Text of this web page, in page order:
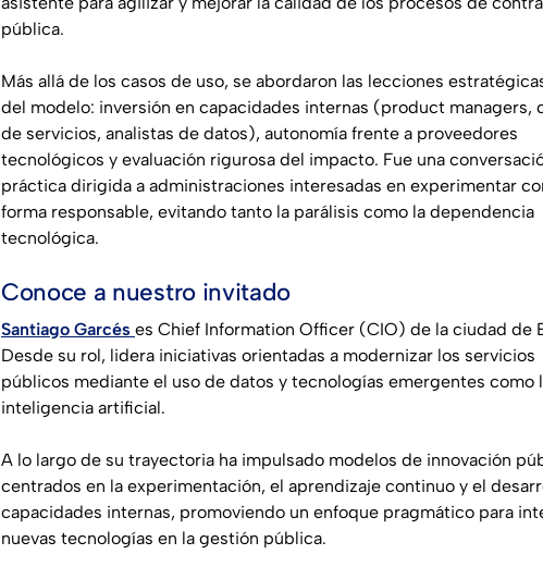
pública.
Más allá de los casos de uso, se abordaron las lecciones
del modelo: inversión en capacidades internas (product managers,
de servicios, analistas de datos), autonomía frente a proveedores
tecnológicos y evaluación rigurosa del impacto. Fue una
práctica dirigida a administraciones interesadas en experimentar
forma responsable, evitando tanto la parálisis como la dependencia
tecnológica.
Conoce a nuestro invitado
Santiago Garcés es Chief Information Officer (CIO) de la ciudad de
Desde su rol, lidera iniciativas orientadas a modernizar los servicios
públicos mediante el uso de datos y tecnologías emergentes como
inteligencia artificial.
A lo largo de su trayectoria ha impulsado modelos de innovación
centrados en la experimentación, el aprendizaje continuo y el
capacidades internas, promoviendo un enfoque pragmático para
nuevas tecnologías en la gestión pública.